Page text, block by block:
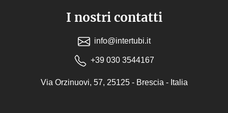
I nostri contatti
info@intertubi.it
+39 030 3544167
Via Orzinuovi, 57, 25125 - Brescia - Italia